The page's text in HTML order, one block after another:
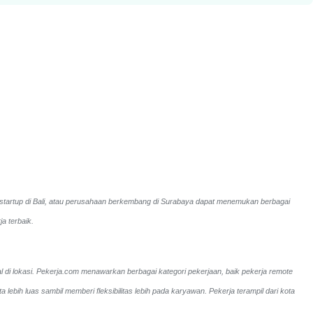
di Bali, atau perusahaan berkembang di Surabaya dapat menemukan berbagai
terbaik.
lokasi. Pekerja.com menawarkan berbagai kategori pekerjaan, baik pekerja remote
luas sambil memberi fleksibilitas lebih pada karyawan. Pekerja terampil dari kota